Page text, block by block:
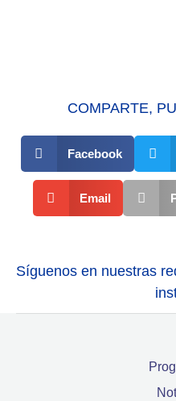
COMPARTE,
Facebook
Email
Síguenos en nuestras